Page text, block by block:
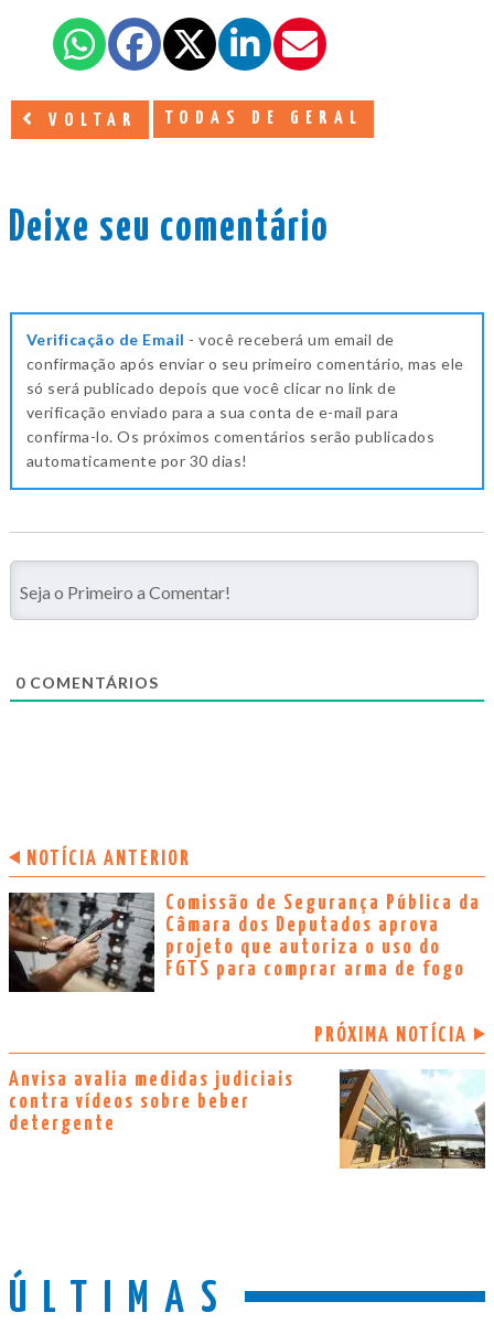
VOLTAR TODAS DE GERAL
Deixe seu comentário
Verificação de Email - você receberá um email de
confirmação após enviar o seu primeiro comentário, mas ele
só será publicado depois que você clicar no link de
verificação enviado para a sua conta de e-mail para
confirma-lo. Os próximos comentários serão publicados
automaticamente por 30 dias!
0 COMENTÁRIOS
NOTÍCIA ANTERIOR
Comissão de Segurança Pública da
Câmara dos Deputados aprova
projeto que autoriza o uso do
FGTS para comprar arma de fogo
PRÓXIMA NOTÍCIA
Anvisa avalia medidas judiciais
contra vídeos sobre beber
detergente
ÚLTIMAS